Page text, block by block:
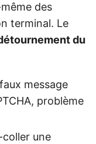
des
terminal. Le
du
message
problème
coller une